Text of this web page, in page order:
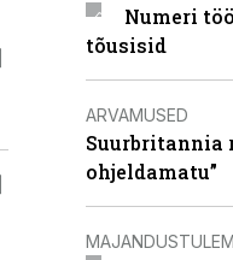
Numeri
tõusisid
ARVAMUSED
Suurbritannia
ohjeldamatu”